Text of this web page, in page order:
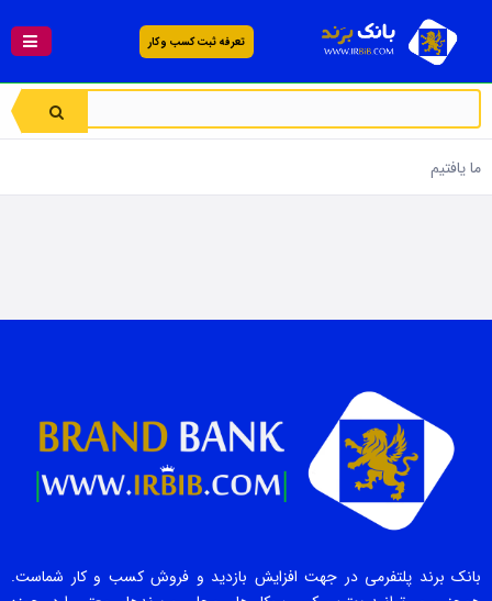
تعرفه ثبت کسب و کار
ما یافتیم
بانک برند پلتفرمی در جهت افزایش بازدید و فروش کسب و کار شماست.